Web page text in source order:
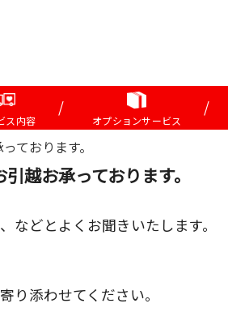
ス内容 オプションサービス
ております。
越お承っております。
どとよくお聞きいたします。
り添わせてください。